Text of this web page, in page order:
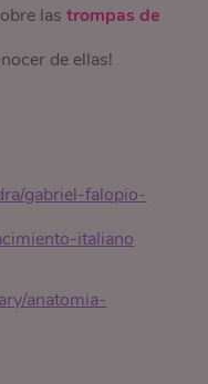
lastrompas de
de ellas!
gabriel-falopio-
italiano
anatomia-